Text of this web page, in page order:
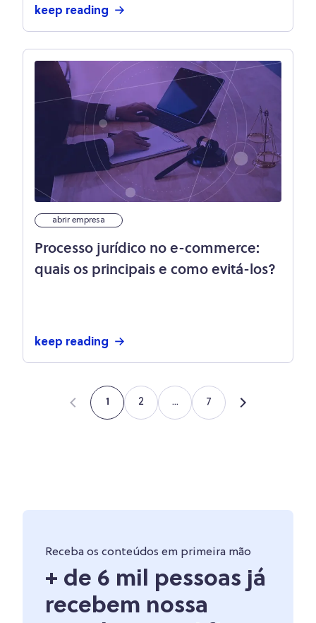
keep reading
abrir empresa
Processo jurídico no e-commerce:
quais os principais e como evitá-los?
keep reading
1 2 ... 7
Receba os conteúdos em primeira mão
+ de 6 mil pessoas já
recebem nossa